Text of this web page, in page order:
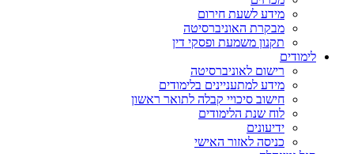
מידע לשעת חירום
מבקרת האוניברסיטה
תקנון משמעת ופסקי דין
לימודים
רישום לאוניברסיטה
מידע למתעניינים בלימודים
חישוב סיכויי קבלה לתואר ראשון
לוח שנת הלימודים
ידיעונים
כניסה לאזור האישי